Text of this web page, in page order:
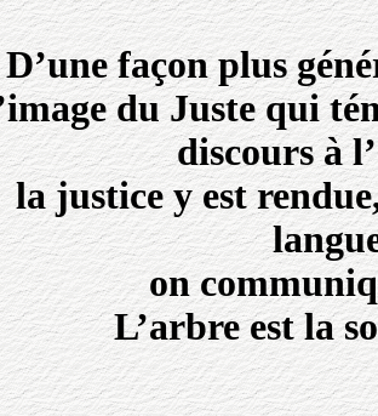
D’une façon plus
du Juste qui
discours à
la justice y est
on
L’arbre est la